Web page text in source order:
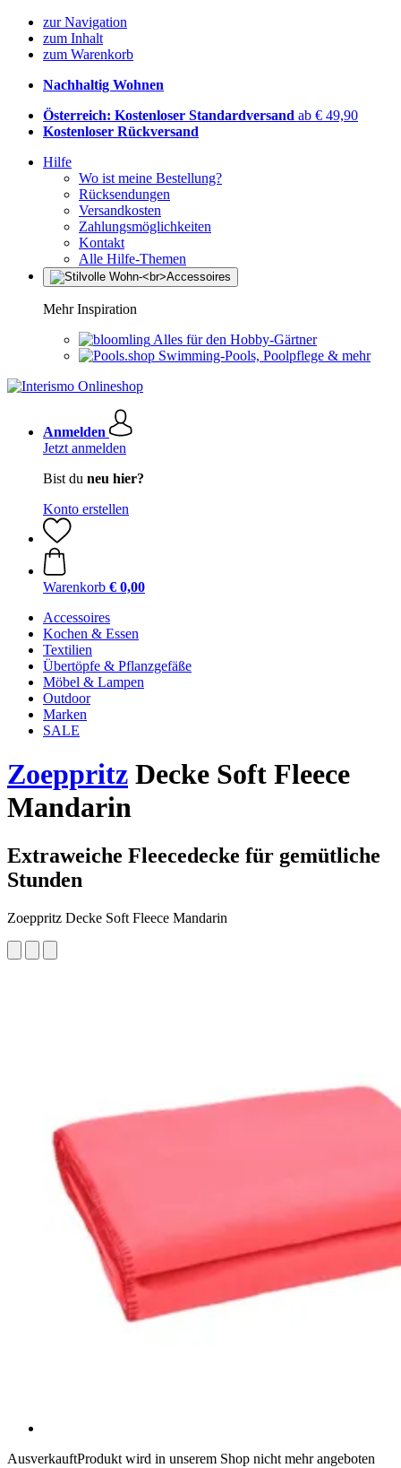
zur Navigation
zum Inhalt
zum Warenkorb
Nachhaltig Wohnen
Österreich: Kostenloser Standardversand ab € 49,90
Kostenloser Rückversand
Hilfe
Wo ist meine Bestellung?
Rücksendungen
Versandkosten
Zahlungsmöglichkeiten
Kontakt
Alle Hilfe-Themen
Mehr Inspiration
Alles für den Hobby-Gärtner
Swimming-Pools, Poolpflege & mehr
Anmelden
Jetzt anmelden
Bist du neu hier?
Konto erstellen
Warenkorb € 0,00
Accessoires
Kochen & Essen
Textilien
Übertöpfe & Pflanzgefäße
Möbel & Lampen
Outdoor
Marken
SALE
Zoeppritz Decke Soft Fleece
Mandarin
Extraweiche Fleecedecke für gemütliche
Stunden
Zoeppritz Decke Soft Fleece Mandarin
AusverkauftProdukt wird in unserem Shop nicht mehr angeboten